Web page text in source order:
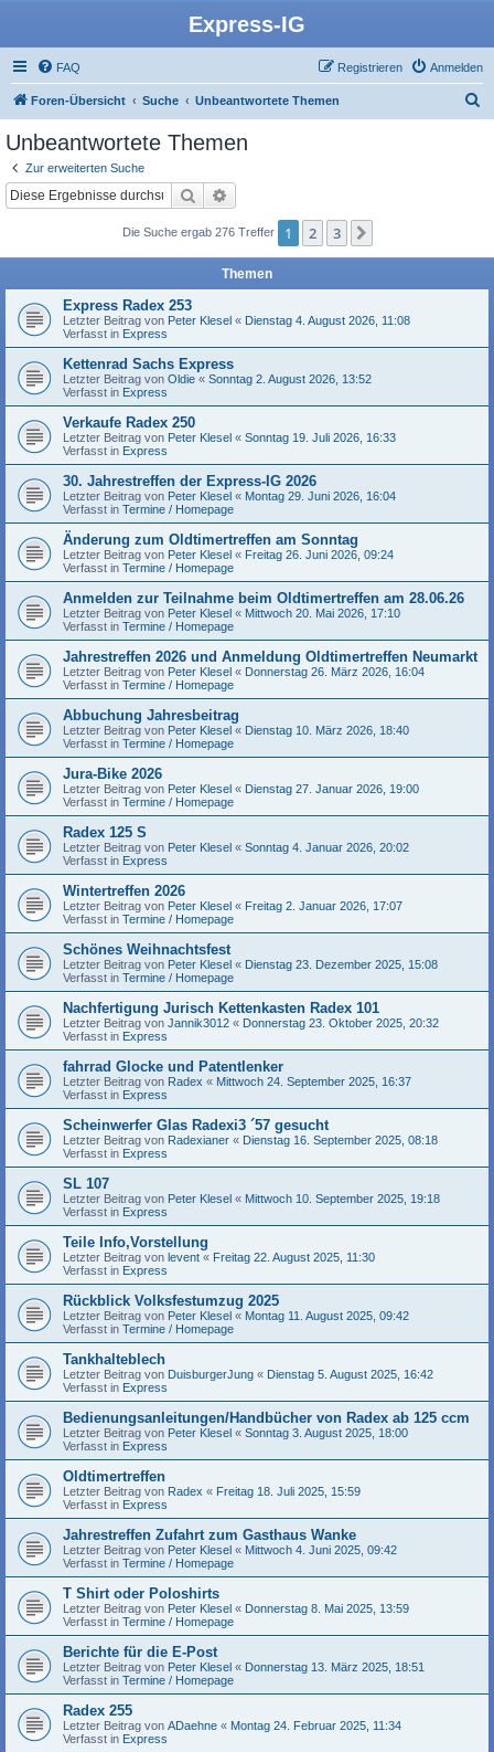
Express-IG
FAQ Anmelden
Registrieren
Foren-Übersicht Suche Unbeantwortete Themen
Unbeantwortete Themen
Zur erweiterten Suche
Suche
Die Suche ergab 276 Treffer 1 2 3
Themen
Express Radex 253
Letzter Beitrag von Peter Klesel « Dienstag 4. August 2026, 11:08
Verfasst in Express
Kettenrad Sachs Express
Letzter Beitrag von Oldie « Sonntag 2. August 2026, 13:52
Verfasst in Express
Verkaufe Radex 250
Letzter Beitrag von Peter Klesel « Sonntag 19. Juli 2026, 16:33
Verfasst in Express
30. Jahrestreffen der Express-IG 2026
Letzter Beitrag von Peter Klesel « Montag 29. Juni 2026, 16:04
Verfasst in Termine / Homepage
Änderung zum Oldtimertreffen am Sonntag
Letzter Beitrag von Peter Klesel « Freitag 26. Juni 2026, 09:24
Verfasst in Termine / Homepage
Anmelden zur Teilnahme beim Oldtimertreffen am 28.06.26
Letzter Beitrag von Peter Klesel « Mittwoch 20. Mai 2026, 17:10
Verfasst in Termine / Homepage
Jahrestreffen 2026 und Anmeldung Oldtimertreffen Neumarkt
Letzter Beitrag von Peter Klesel « Donnerstag 26. März 2026, 16:04
Verfasst in Termine / Homepage
Abbuchung Jahresbeitrag
Letzter Beitrag von Peter Klesel « Dienstag 10. März 2026, 18:40
Verfasst in Termine / Homepage
Jura-Bike 2026
Letzter Beitrag von Peter Klesel « Dienstag 27. Januar 2026, 19:00
Verfasst in Termine / Homepage
Radex 125 S
Letzter Beitrag von Peter Klesel « Sonntag 4. Januar 2026, 20:02
Verfasst in Express
Wintertreffen 2026
Letzter Beitrag von Peter Klesel « Freitag 2. Januar 2026, 17:07
Verfasst in Termine / Homepage
Schönes Weihnachtsfest
Letzter Beitrag von Peter Klesel « Dienstag 23. Dezember 2025, 15:08
Verfasst in Termine / Homepage
Nachfertigung Jurisch Kettenkasten Radex 101
Letzter Beitrag von Jannik3012 « Donnerstag 23. Oktober 2025, 20:32
Verfasst in Express
fahrrad Glocke und Patentlenker
Letzter Beitrag von Radex « Mittwoch 24. September 2025, 16:37
Verfasst in Express
Scheinwerfer Glas Radexi3 ´57 gesucht
Letzter Beitrag von Radexianer « Dienstag 16. September 2025, 08:18
Verfasst in Express
SL 107
Letzter Beitrag von Peter Klesel « Mittwoch 10. September 2025, 19:18
Verfasst in Express
Teile Info,Vorstellung
Letzter Beitrag von levent « Freitag 22. August 2025, 11:30
Verfasst in Express
Rückblick Volksfestumzug 2025
Letzter Beitrag von Peter Klesel « Montag 11. August 2025, 09:42
Verfasst in Termine / Homepage
Tankhalteblech
Letzter Beitrag von DuisburgerJung « Dienstag 5. August 2025, 16:42
Verfasst in Express
Bedienungsanleitungen/Handbücher von Radex ab 125 ccm
Letzter Beitrag von Peter Klesel « Sonntag 3. August 2025, 18:00
Verfasst in Express
Oldtimertreffen
Letzter Beitrag von Radex « Freitag 18. Juli 2025, 15:59
Verfasst in Express
Jahrestreffen Zufahrt zum Gasthaus Wanke
Letzter Beitrag von Peter Klesel « Mittwoch 4. Juni 2025, 09:42
Verfasst in Termine / Homepage
T Shirt oder Poloshirts
Letzter Beitrag von Peter Klesel « Donnerstag 8. Mai 2025, 13:59
Verfasst in Termine / Homepage
Berichte für die E-Post
Letzter Beitrag von Peter Klesel « Donnerstag 13. März 2025, 18:51
Verfasst in Termine / Homepage
Radex 255
Letzter Beitrag von ADaehne « Montag 24. Februar 2025, 11:34
Verfasst in Express